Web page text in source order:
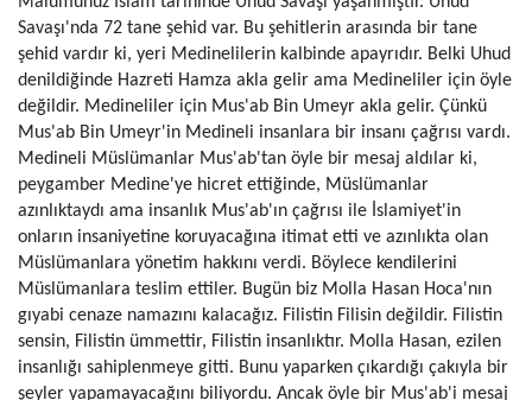
Savaşı'nda 72 tane şehid var. Bu şehitlerin arasında bir tane
şehid vardır ki, yeri Medinelilerin kalbinde apayrıdır. Belki Uhud
denildiğinde Hazreti Hamza akla gelir ama Medineliler için öyle
değildir. Medineliler için Mus'ab Bin Umeyr akla gelir. Çünkü
Mus'ab Bin Umeyr'in Medineli insanlara bir insanı çağrısı vardı.
Medineli Müslümanlar Mus'ab'tan öyle bir mesaj aldılar ki,
peygamber Medine'ye hicret ettiğinde, Müslümanlar
azınlıktaydı ama insanlık Mus'ab'ın çağrısı ile İslamiyet'in
onların insaniyetine koruyacağına itimat etti ve azınlıkta olan
Müslümanlara yönetim hakkını verdi. Böylece kendilerini
Müslümanlara teslim ettiler. Bugün biz Molla Hasan Hoca'nın
gıyabi cenaze namazını kalacağız. Filistin Filisin değildir. Filistin
sensin, Filistin ümmettir, Filistin insanlıktır. Molla Hasan, ezilen
insanlığı sahiplenmeye gitti. Bunu yaparken çıkardığı çakıyla bir
şeyler yapamayacağını biliyordu. Ancak öyle bir Mus'ab'i mesaj